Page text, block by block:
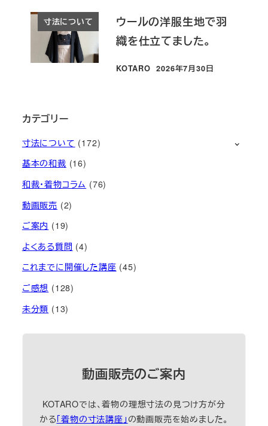
寸法について
ウールの洋服生地で羽
織を仕立てました。
KOTARO
投稿日
2026年7月30日
カテゴリー
寸法について (172)
基本の和裁 (16)
和裁・着物コラム (76)
動画販売 (2)
ご案内 (19)
よくある質問 (4)
これまでに開催した講座 (45)
ご感想 (128)
未分類 (13)
動画販売のご案内
KOTAROでは、着物の理想寸法の見つけ方が分
かる「着物の寸法講座」 の動画販売を始めました。